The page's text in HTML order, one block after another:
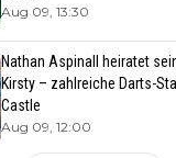
Aug 09, 13:30
Nathan Aspinall heiratet
Kirsty – zahlreiche Darts-
Castle
Aug 09, 12:00